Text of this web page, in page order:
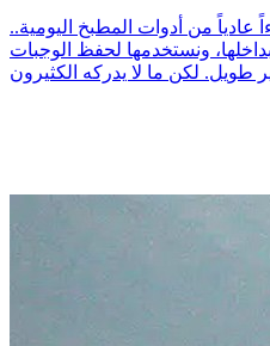
عادياً من أدوات المطبخ اليومية..
ونستخدمها لحفظ الوجبات